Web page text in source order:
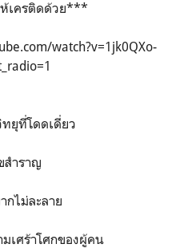
เครติดด้วย***
watch?v=1jk0QXo-
ยุที่โดดเดี่ยว
สำราญ
กไม่ละลาย
มเศร้าโศกของผู้คน